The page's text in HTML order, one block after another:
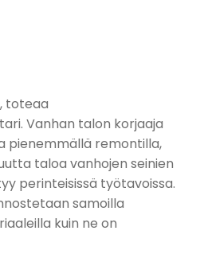
toteaa
Vanhan talon korjaaja
pienemmällä remontilla,
taloa vanhojen seinien
perinteisissä työtavoissa.
samoilla
kuin ne on